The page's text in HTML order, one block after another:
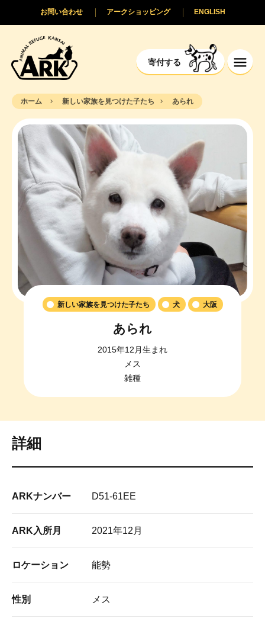
寄付する
ENGLISH
アークショッピング
お問い合わせ
ホーム 新しい家族を見つけた子たち あられ
新しい家族を見つけた子たち 犬 大阪
あられ
2015年12月生まれ
メス
雑種
詳細
ARKナンバー D51-61EE
ARK入所月 2021年12月
ロケーション 能勢
性別 メス